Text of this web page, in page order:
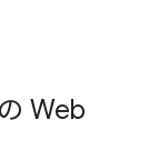
Web